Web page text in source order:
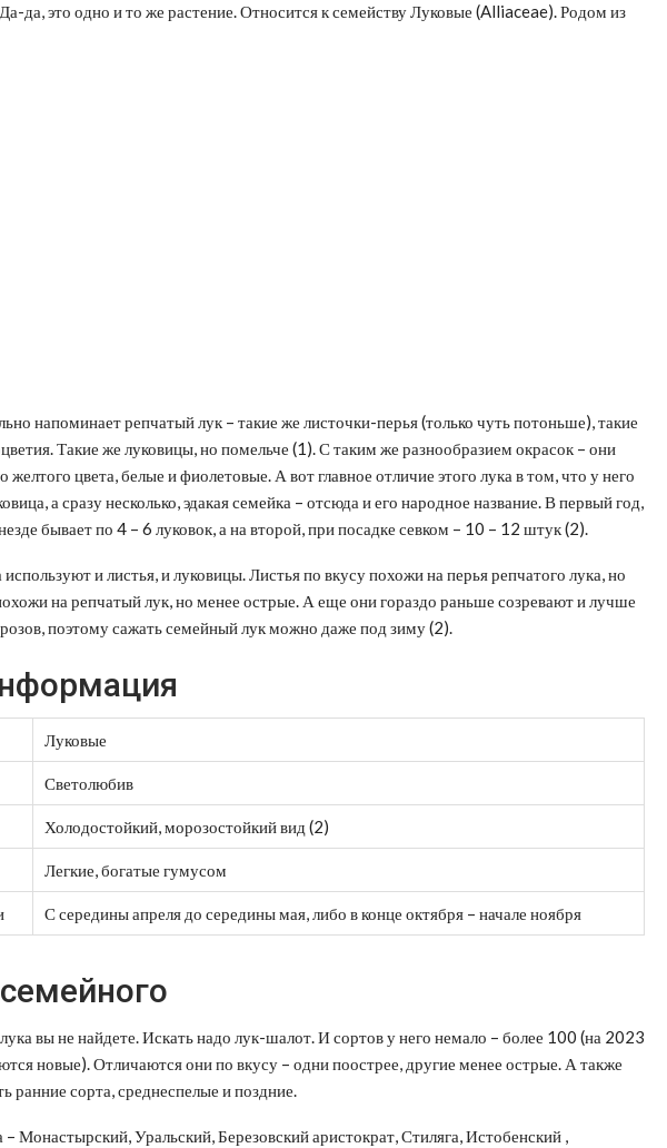
да, это одно и то же растение. Относится к семейству Луковые (Alliaceae). Родом из
напоминает репчатый лук – такие же листочки-перья (только чуть потоньше), такие
Такие же луковицы, но помельче (1). С таким же разнообразием окрасок – они
желтого цвета, белые и фиолетовые. А вот главное отличие этого лука в том, что у него
а сразу несколько, эдакая семейка – отсюда и его народное название. В первый год,
бывает по 4 – 6 луковок, а на второй, при посадке севком – 10 – 12 штук (2).
и листья, и луковицы. Листья по вкусу похожи на перья репчатого лука, но
на репчатый лук, но менее острые. А еще они гораздо раньше созревают и лучше
поэтому сажать семейный лук можно даже под зиму (2).
Луковые
Светолюбив
Холодостойкий, морозостойкий вид (2)
Легкие, богатые гумусом
С середины апреля до середины мая, либо в конце октября – начале ноября
вы не найдете. Искать надо лук-шалот. И сортов у него немало – более 100 (на 2023
новые). Отличаются они по вкусу – одни поострее, другие менее острые. А также
ранние сорта, среднеспелые и поздние.
Монастырский, Уральский, Березовский аристократ, Стиляга, Истобенский ,